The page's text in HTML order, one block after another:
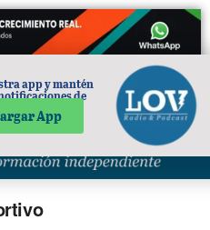
app y mantén
de
App